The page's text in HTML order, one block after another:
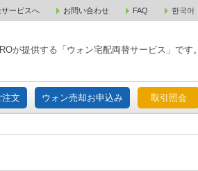
ービスへ お問い合わせ FAQ 한국어
が提供する「ウォン宅配両替サービス」です。
文 ウォン売却お申込み 取引照会
宅配ご注文 ウォン売却お申込み 取引照会